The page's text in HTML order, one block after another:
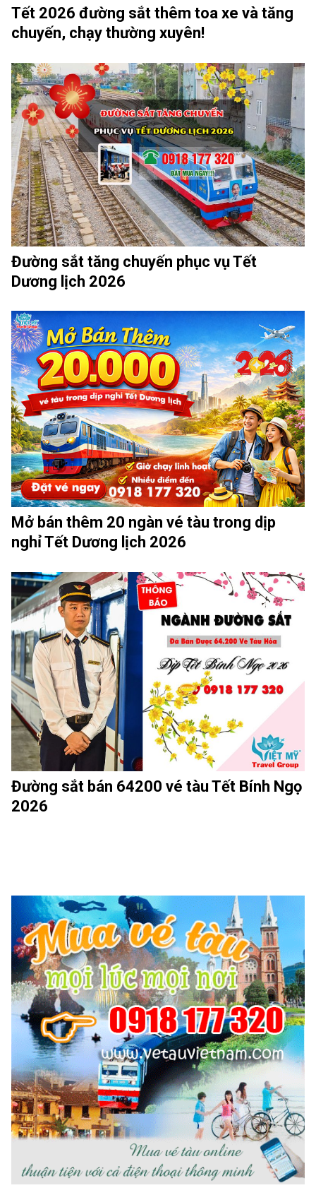
Tết 2026 đường sắt thêm toa xe và tăng
chuyến, chạy thường xuyên!
Đường sắt tăng chuyến phục vụ Tết
Dương lịch 2026
Mở bán thêm 20 ngàn vé tàu trong dịp
nghỉ Tết Dương lịch 2026
Đường sắt bán 64200 vé tàu Tết Bính Ngọ
2026